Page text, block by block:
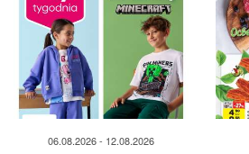
06.08.2026 - 12.08.2026